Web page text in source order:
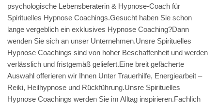
psychologische Lebensberaterin & Hypnose-Coach für
Spirituelles Hypnose Coachings.Gesucht haben Sie schon
lange vergeblich ein exklusives Hypnose Coaching?Dann
wenden Sie sich an unser Unternehmen.Unsre Spirituelles
Hypnose Coachings sind von hoher Beschaffenheit und werden
verlässlich und fristgemäß geliefert.Eine breit gefächerte
Auswahl offerieren wir Ihnen Unter Trauerhilfe, Energiearbeit –
Reiki, Heilhypnose und Rückführung.Unsre Spirituelles
Hypnose Coachings werden Sie im Alltag inspirieren.Fachlich